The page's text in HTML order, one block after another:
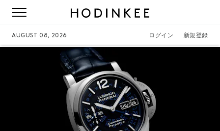
AUGUST 08, 2026 ログイン 新規登録